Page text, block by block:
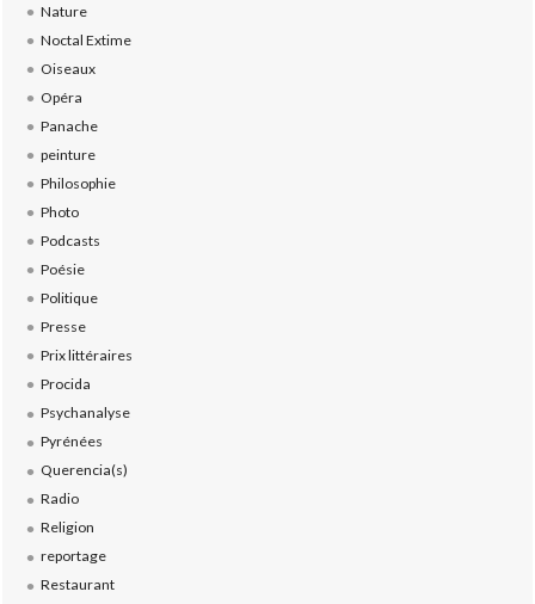
Nature
Noctal Extime
Oiseaux
Opéra
Panache
peinture
Philosophie
Photo
Podcasts
Poésie
Politique
Presse
Prix littéraires
Procida
Psychanalyse
Pyrénées
Querencia(s)
Radio
Religion
reportage
Restaurant